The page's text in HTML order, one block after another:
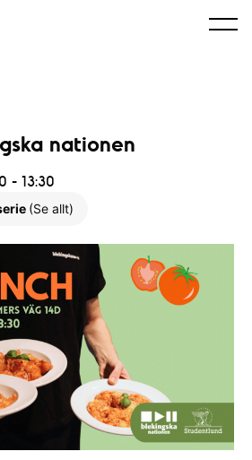
nationen
- 13:30
(Se allt)